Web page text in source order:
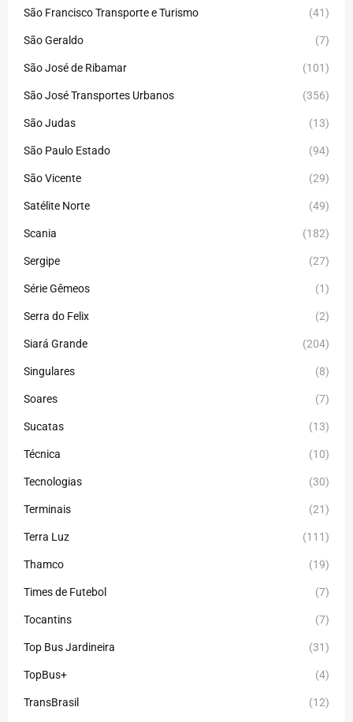
São Francisco Transporte e Turismo (41)
São Geraldo (7)
São José de Ribamar (101)
São José Transportes Urbanos (356)
São Judas (13)
São Paulo Estado (94)
São Vicente (29)
Satélite Norte (49)
Scania (182)
Sergipe (27)
Série Gêmeos (1)
Serra do Felix (2)
Siará Grande (204)
Singulares (8)
Soares (7)
Sucatas (13)
Técnica (10)
Tecnologias (30)
Terminais (21)
Terra Luz (111)
Thamco (19)
Times de Futebol (7)
Tocantins (7)
Top Bus Jardineira (31)
TopBus+ (4)
TransBrasil (12)